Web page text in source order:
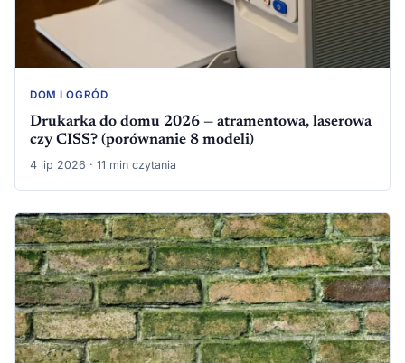
DOM I OGRÓD
Drukarka do domu 2026 — atramentowa, laserowa
czy CISS? (porównanie 8 modeli)
4 lip 2026 · 11 min czytania